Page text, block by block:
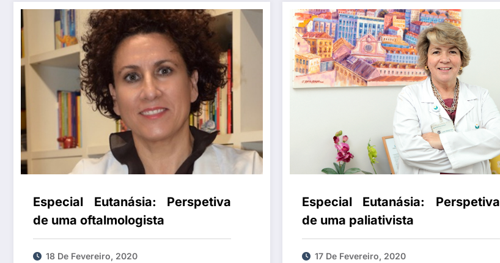
Especial Eutanásia: Perspetiva
de uma oftalmologista
18 De Fevereiro, 2020
Especial Eutanásia: Perspetiva
de uma paliativista
17 De Fevereiro, 2020